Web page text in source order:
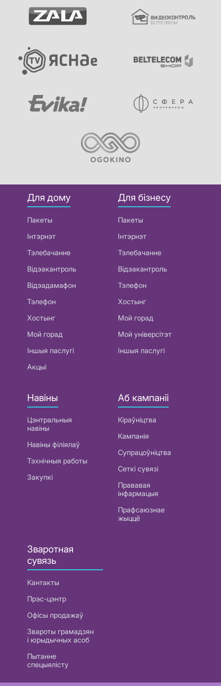
Для дому
Пакеты
Інтэрнэт
Тэлебачанне
Відэакантроль
Відэадамафон
Тэлефон
Хостынг
Мой горад
Іншыя паслугі
Акцыі
Для бізнесу
Пакеты
Інтэрнэт
Тэлебачанне
Відэакантроль
Тэлефон
Хостынг
Мой горад
Мой універсітэт
Іншыя паслугі
Навіны
Цэнтральныя
навіны
Навіны філіялаў
Тэхнічныя работы
Закупкі
Аб кампаніі
Кіраўніцтва
Кампанія
Супрацоўніцтва
Сеткі сувязі
Прававая
інфармацыя
Прафсаюзнае
жыццё
Зваротная
сувязь
Кантакты
Прэс-цэнтр
Офісы продажаў
Звароты грамадзян
і юрыдычных асоб
Пытанне
спецыялісту